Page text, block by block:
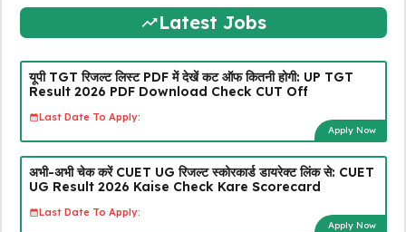
Latest Jobs
यूपी TGT रिजल्ट लिस्ट PDF में देखें कट ऑफ कितनी होगी: UP TGT
Result 2026 PDF Download Check CUT Off
Last Date To Apply:
Apply Now
अभी-अभी चेक करें CUET UG रिजल्ट स्कोरकार्ड डायरेक्ट लिंक से: CUET
UG Result 2026 Kaise Check Kare Scorecard
Last Date To Apply:
Apply Now